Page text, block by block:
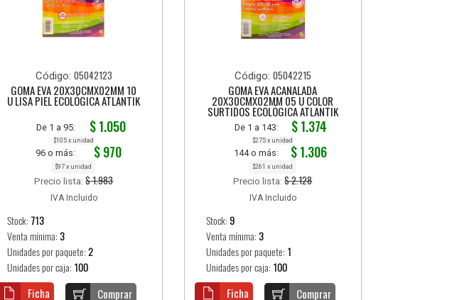
Código: 05042123
GOMA EVA 20X30CMX02MM 10
U LISA PIEL ECOLÓGICA ATLANTIK
De 1 a 95: $ 1.050
$105 x unidad
96 o más: $ 970
$97 x unidad
Precio lista:$ 1.983
IVA Incluido
Stock: 713
Venta mínima: 3
Unidades por paquete: 2
Unidades por caja: 100
Comprar
Ficha
Código: 05042215
GOMA EVA ACANALADA
20X30CMX02MM 05 U COLOR
SURTIDOS ECOLÓGICA ATLANTIK
De 1 a 143: $ 1.374
$275 x unidad
144 o más: $ 1.306
$261 x unidad
Precio lista:$ 2.128
IVA Incluido
Stock: 9
Venta mínima: 3
Unidades por paquete: 1
Unidades por caja: 100
Comprar
Ficha